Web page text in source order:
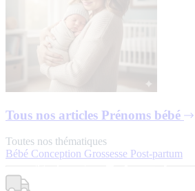
Tous nos articles Prénoms bébé
Toutes nos thématiques
Bébé Conception Grossesse Post-partum